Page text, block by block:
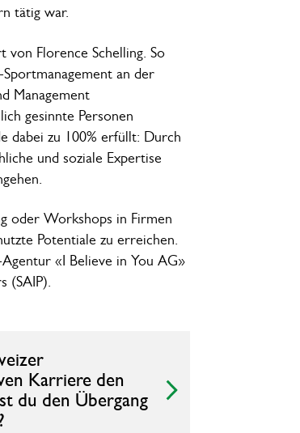
tätig war.
Florence Schelling. So
an der
Management
gesinnte Personen
dabei zu 100% erfüllt: Durch
und soziale Expertise
oder Workshops in Firmen
Potentiale zu erreichen.
«I Believe in You AG»
(SAIP).
Karriere den
du den Übergang